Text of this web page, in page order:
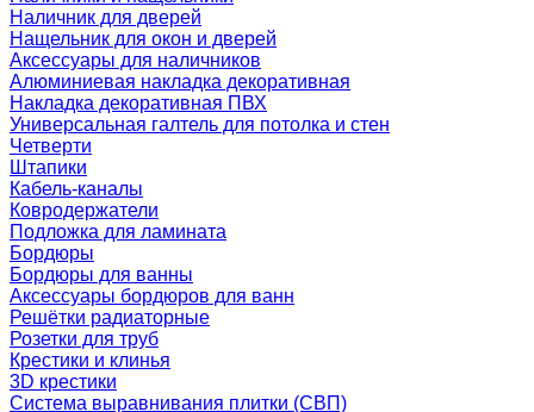
Наличник для дверей
Нащельник для окон и дверей
Аксессуары для наличников
Алюминиевая накладка декоративная
Накладка декоративная ПВХ
Универсальная галтель для потолка и стен
Четверти
Штапики
Кабель-каналы
Ковродержатели
Подложка для ламината
Бордюры
Бордюры для ванны
Аксессуары бордюров для ванн
Решётки радиаторные
Розетки для труб
Крестики и клинья
3D крестики
Система выравнивания плитки (СВП)